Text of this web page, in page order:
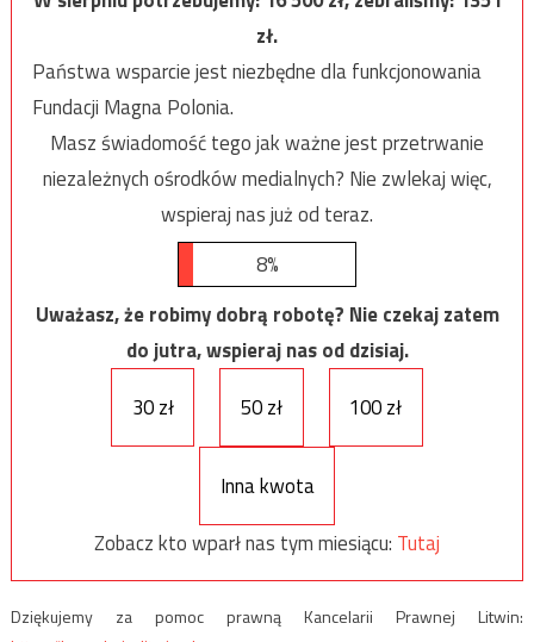
zł.
Państwa wsparcie jest niezbędne dla funkcjonowania
Fundacji Magna Polonia.
Masz świadomość tego jak ważne jest przetrwanie
niezależnych ośrodków medialnych? Nie zwlekaj więc,
wspieraj nas już od teraz.
8%
Uważasz, że robimy dobrą robotę? Nie czekaj zatem
do jutra, wspieraj nas od dzisiaj.
30 zł
50 zł 100 zł
Inna kwota
Zobacz kto wparł nas tym miesiącu: Tutaj
Dziękujemy za pomoc prawną Kancelarii Prawnej Litwin: